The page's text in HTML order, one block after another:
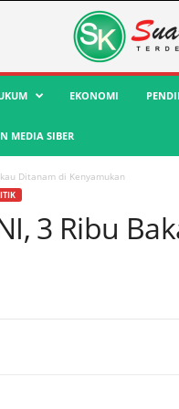
EKONOMI
MEDIA SIBER
Ditanam di Kenyamukan
3 Ribu